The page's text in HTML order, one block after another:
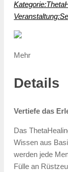
Kategorie:
Veranstaltung:
Mehr
Details
Vertiefe das
Das
Wissen aus
werden jede
Fülle an